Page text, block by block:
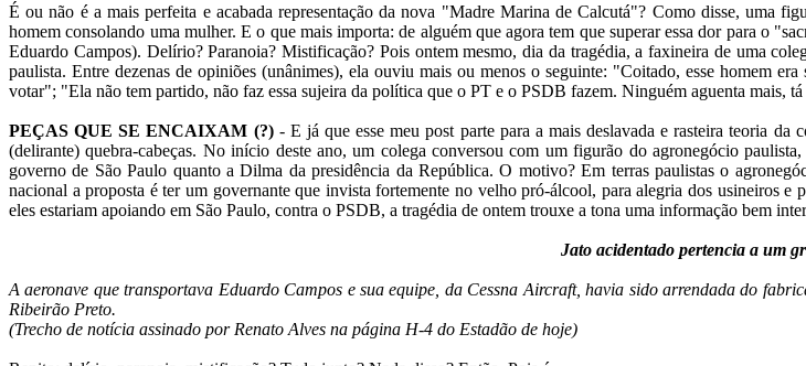
É ou não é a mais perfeita e acabada representação da nova "Madre Marina de Calcutá"? Como disse, uma
homem consolando uma mulher. E o que mais importa: de alguém que agora tem que superar essa dor para o
Eduardo Campos). Delírio? Paranoia? Mistificação? Pois ontem mesmo, dia da tragédia, a faxineira de uma
paulista. Entre dezenas de opiniões (unânimes), ela ouviu mais ou menos o seguinte: "Coitado, esse homem
votar"; "Ela não tem partido, não faz essa sujeira da política que o PT e o PSDB fazem. Ninguém aguenta mais,
PEÇAS QUE SE ENCAIXAM (?)- E já que esse meu post parte para a mais deslavada e rasteira teoria da
(delirante) quebra-cabeças. No início deste ano, um colega conversou com um figurão do agronegócio
governo de São Paulo quanto a Dilma da presidência da República. O motivo? Em terras paulistas o
nacional a proposta é ter um governante que invista fortemente no velho pró-álcool, para alegria dos usineiros
eles estariam apoiando em São Paulo, contra o PSDB, a tragédia de ontem trouxe a tona uma informação bem
Jato acidentado pertencia a um
A aeronave que transportava Eduardo Campos e sua equipe, da Cessna Aircraft, havia sido arrendada do
Ribeirão Preto.
(Trecho de notícia assinado por Renato Alves na página H-4 do Estadão de hoje)